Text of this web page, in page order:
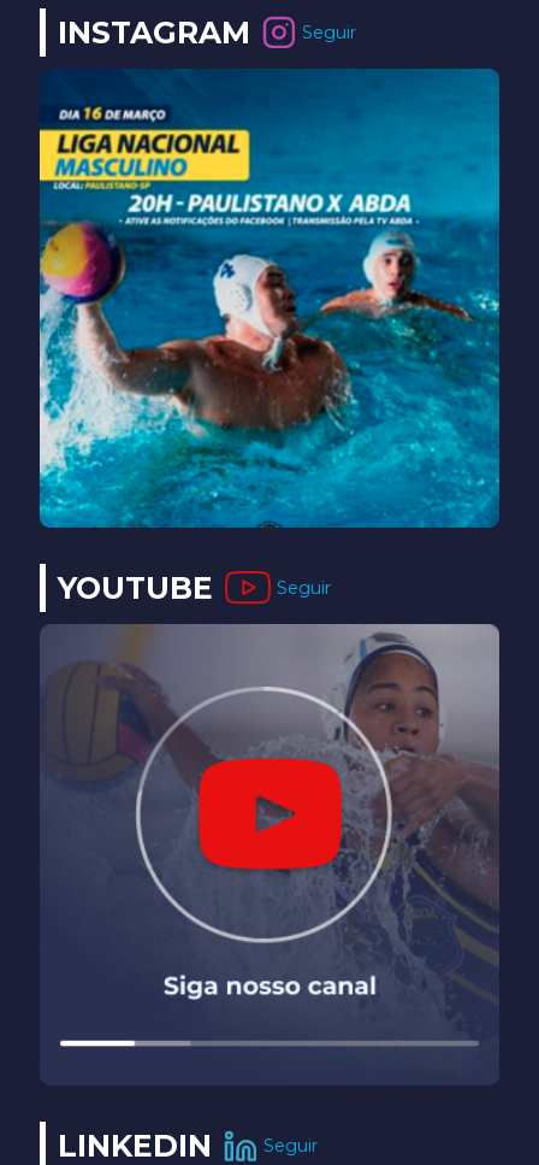
INSTAGRAM Seguir
YOUTUBE Seguir
LINKEDIN Seguir